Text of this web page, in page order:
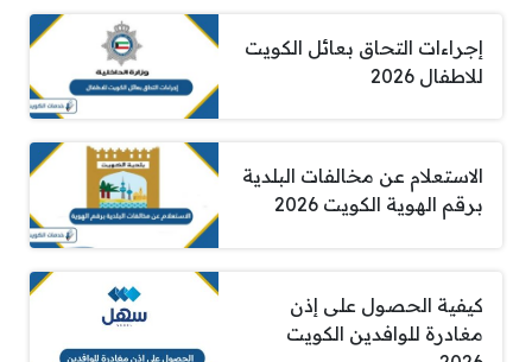
إجراءات التحاق بعائل الكويت
للاطفال 2026
الاستعلام عن مخالفات البلدية
برقم الهوية الكويت 2026
كيفية الحصول على إذن
مغادرة للوافدين الكويت